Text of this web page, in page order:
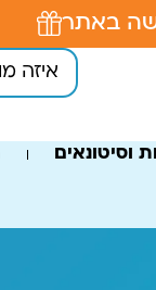
באתר
וסיטונאים